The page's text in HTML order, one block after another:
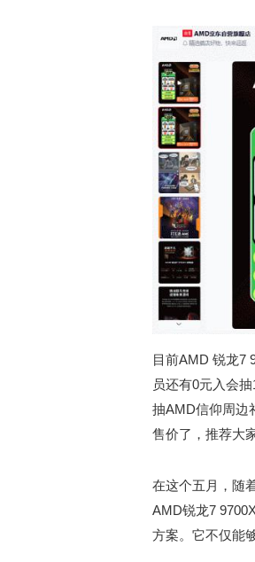
目前AMD 锐龙7
员还有0元入会
抽AMD信仰周边
售价了，推荐大
在这个五月，随
AMD锐龙7
方案。它不仅能